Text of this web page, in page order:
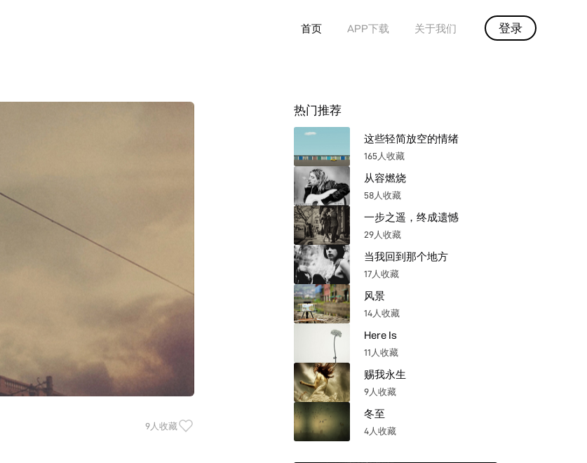
首页 APP下载 关于我们 登录
9人收藏
热门推荐
这些轻简放空的情绪
165人收藏
从容燃烧
58人收藏
一步之遥，终成遗憾
29人收藏
当我回到那个地方
17人收藏
风景
14人收藏
Here Is
11人收藏
赐我永生
9人收藏
冬至
4人收藏